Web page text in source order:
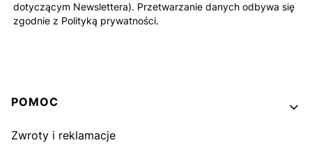
dotyczącym Newslettera). Przetwarzanie danych odbywa się
zgodnie z Polityką prywatności.
Linki w stopce
POMOC
Zwroty i reklamacje